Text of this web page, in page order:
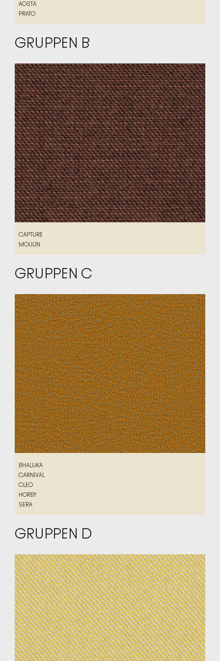
AOSTA
AOSTA
PRATO
GRUPPEN B
CAPTURE
CAPTURE
MOULIN
GRUPPEN C
BHALUKA
BHALUKA
CARNIVAL
CARNIVAL
CLEO
CLEO
HORBY
HORBY
SERA
GRUPPEN D